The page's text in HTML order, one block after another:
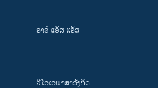
ອາຣ໌ ແອັສ ແອັສ
ວີ​ໂອ​ເອ​ພາ​ສາ​ອັງ​ກິດ